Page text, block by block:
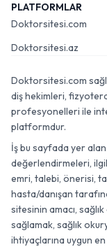
PLATFORMLAR
Doktorsitesi.com
Doktorsitesi.az
Doktorsitesi.com
diş hekimleri,
profesyonelleri ile
platformdur.
İş bu sayfada yer
değerlendirmeleri,
emri, talebi, önerisi,
hasta/danışan
sitesinin amacı,
sağlamak, sağlık
ihtiyaçlarına uygun